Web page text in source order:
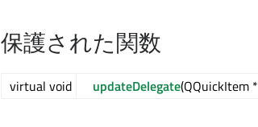
保護された関数
virtual void updateDelegate(QQuickItem *